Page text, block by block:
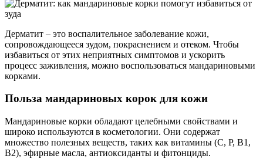
Дерматит – это воспалительное заболевание кожи,
сопровождающееся зудом, покраснением и отеком. Чтобы
избавиться от этих неприятных симптомов и ускорить
процесс заживления, можно воспользоваться мандариновыми
корками.
Польза мандариновых корок для кожи
Мандариновые корки обладают целебными свойствами и
широко используются в косметологии. Они содержат
множество полезных веществ, таких как витамины (С, Р, В1,
В2), эфирные масла, антиоксиданты и фитонциды.